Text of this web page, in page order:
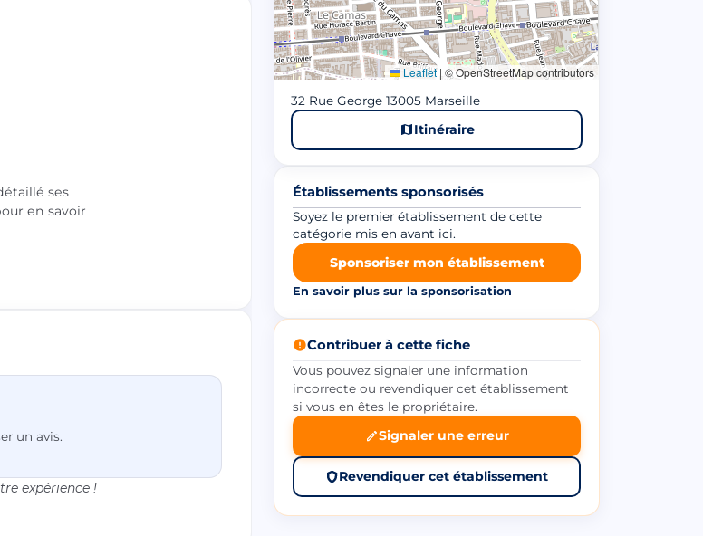
ses
en savoir
un avis.
expérience !
Leaflet | © OpenStreetMap contributors
32 Rue George 13005 Marseille
Itinéraire
Établissements sponsorisés
Soyez le premier établissement de cette
catégorie mis en avant ici.
Sponsoriser mon établissement
En savoir plus sur la sponsorisation
Contribuer à cette fiche
Vous pouvez signaler une information
incorrecte ou revendiquer cet établissement
si vous en êtes le propriétaire.
Signaler une erreur
Revendiquer cet établissement